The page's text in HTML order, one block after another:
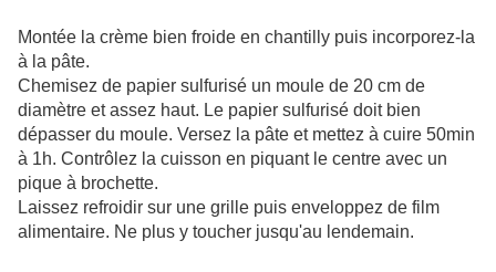
Montée la crème bien froide en chantilly puis incorporez-la
à la pâte.
Chemisez de papier sulfurisé un moule de 20 cm de
diamètre et assez haut. Le papier sulfurisé doit bien
dépasser du moule. Versez la pâte et mettez à cuire 50min
à 1h. Contrôlez la cuisson en piquant le centre avec un
pique à brochette.
Laissez refroidir sur une grille puis enveloppez de film
alimentaire. Ne plus y toucher jusqu'au lendemain.